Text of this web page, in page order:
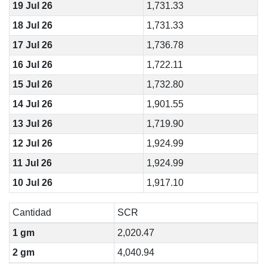
19 Jul 26
1,731.33
18 Jul 26
1,731.33
17 Jul 26
1,736.78
16 Jul 26
1,722.11
15 Jul 26
1,732.80
14 Jul 26
1,901.55
13 Jul 26
1,719.90
12 Jul 26
1,924.99
11 Jul 26
1,924.99
10 Jul 26
1,917.10
Cantidad
SCR
1 gm
2,020.47
2 gm
4,040.94